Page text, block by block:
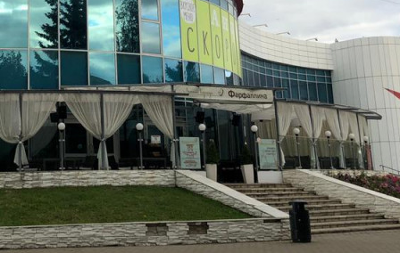
Характеристики
О помещении
Где находится
Контакты
Другие объявления
Характеристики помещения
№ объявления
105610
Дата размещения
12.10.2023
Город
Владимир
Адрес
Суздальский проспект, д.8